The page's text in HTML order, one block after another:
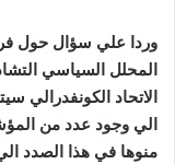
وردا علي سؤال حول
المحلل السياسي
الاتحاد الكونفدرالي
الي وجود عدد من
منوها في هذا الصدد